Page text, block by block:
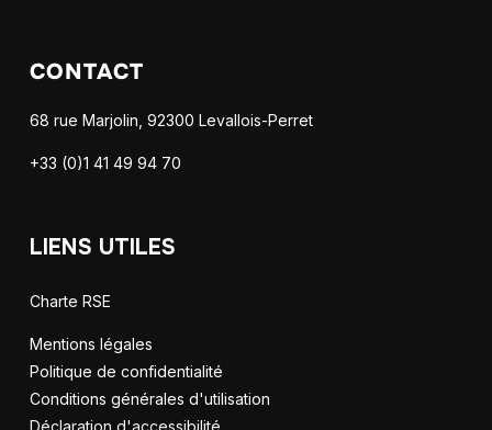
CONTACT
68 rue Marjolin, 92300 Levallois-Perret
+33 (0)1 41 49 94 70
LIENS UTILES
Charte RSE
Mentions légales
Politique de confidentialité
Conditions générales d'utilisation
Déclaration d'accessibilité